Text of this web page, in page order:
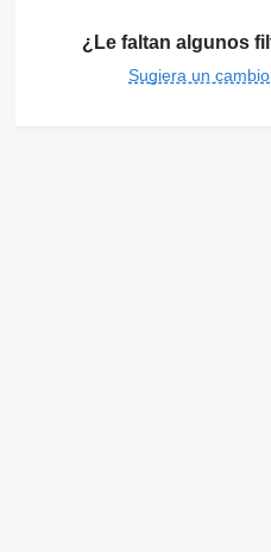
¿Le faltan algunos
Sugiera un cambio